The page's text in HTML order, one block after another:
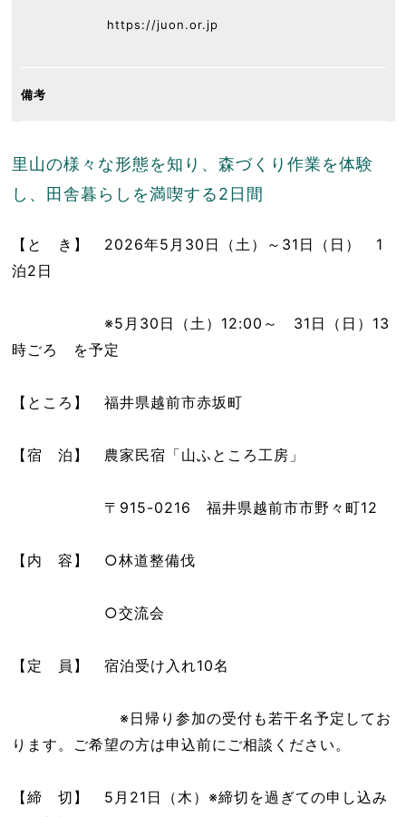
https://juon.or.jp
備考
里山の様々な形態を知り、森づくり作業を体験
し、田舎暮らしを満喫する2日間
【と き】 2026年5月30日（土）～31日（日） 1
泊2日
※5月30日（土）12:00～ 31日（日）13
時ごろ を予定
【ところ】 福井県越前市赤坂町
【宿 泊】 農家民宿「山ふところ工房」
〒915-0216 福井県越前市市野々町12
【内 容】 ○林道整備伐
○交流会
【定 員】 宿泊受け入れ10名
※日帰り参加の受付も若干名予定してお
ります。ご希望の方は申込前にご相談ください。
【締 切】 5月21日（木）※締切を過ぎての申し込み